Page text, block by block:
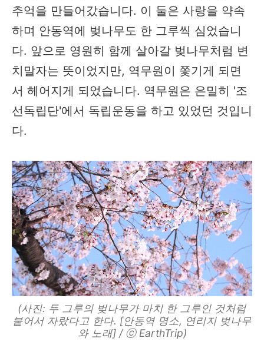
추억을 만들어갔습니다. 이 둘은 사랑을 약속
하며 안동역에 벚나무도 한 그루씩 심었습니
다. 앞으로 영원히 함께 살아갈 벚나무처럼 변
치말자는 뜻이었지만, 역무원이 쫓기게 되면
서 헤어지게 되었습니다. 역무원은 은밀히 '조
선독립단'에서 독립운동을 하고 있었던 것입니
다.
(사진: 두 그루의 벚나무가 마치 한 그루인 것처럼
붙어서 자랐다고 한다. [안동역 명소, 연리지 벚나무
와 노래] / ⓒ EarthTrip)